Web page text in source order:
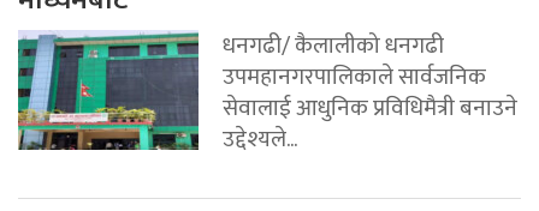
धनगढी/ कैलालीको धनगढी
उपमहानगरपालिकाले सार्वजनिक
सेवालाई आधुनिक प्रविधिमैत्री बनाउने
उद्देश्यले...